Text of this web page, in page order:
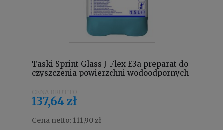
Taski Sprint Glass J-Flex E3a preparat do
czyszczenia powierzchni wodoodpornych
137,64 zł
Cena netto: 111,90 zł